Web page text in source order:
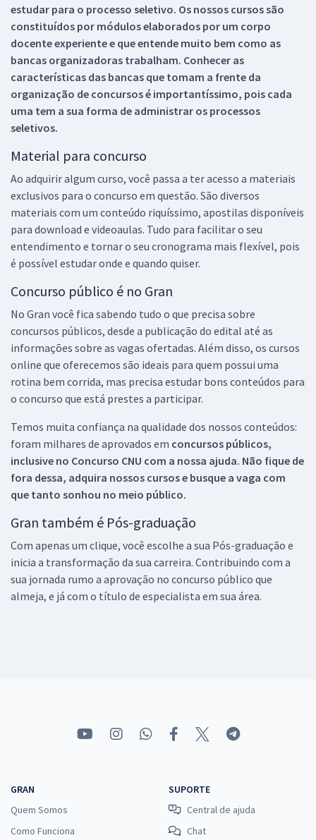
estudar para o processo seletivo. Os nossos cursos são
constituídos por módulos elaborados por um corpo
docente experiente e que entende muito bem como as
bancas organizadoras trabalham. Conhecer as
características das bancas que tomam a frente da
organização de concursos é importantíssimo, pois cada
uma tem a sua forma de administrar os processos
seletivos.
Material para concurso
Ao adquirir algum curso, você passa a ter acesso a materiais
exclusivos para o concurso em questão. São diversos
materiais com um conteúdo riquíssimo, apostilas disponíveis
para download e videoaulas. Tudo para facilitar o seu
entendimento e tornar o seu cronograma mais flexível, pois
é possível estudar onde e quando quiser.
Concurso público é no Gran
No Gran você fica sabendo tudo o que precisa sobre
concursos públicos, desde a publicação do edital até as
informações sobre as vagas ofertadas. Além disso, os cursos
online que oferecemos são ideais para quem possui uma
rotina bem corrida, mas precisa estudar bons conteúdos para
o concurso que está prestes a participar.
Temos muita confiança na qualidade dos nossos conteúdos:
foram milhares de aprovados em concursos públicos,
inclusive no Concurso CNU com a nossa ajuda. Não fique de
fora dessa, adquira nossos cursos e busque a vaga com
que tanto sonhou no meio público.
Gran também é Pós-graduação
Com apenas um clique, você escolhe a sua Pós-graduação e
inicia a transformação da sua carreira. Contribuindo com a
sua jornada rumo a aprovação no concurso público que
almeja, e já com o título de especialista em sua área.
GRAN
Quem Somos
Como Funciona
SUPORTE
Central de ajuda
Chat